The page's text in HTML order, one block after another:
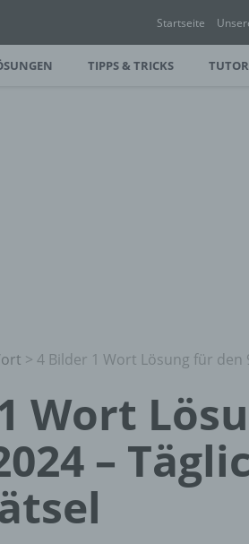
Startseite
TIPPS & TRICKS
> 4 Bilder 1 Wort Lösung für den
Wort
–